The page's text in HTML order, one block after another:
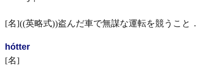
[名]((英略式))盗んだ車で無謀な運転を競うこと ．
hótter
[名]